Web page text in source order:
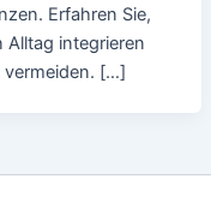
Erfahren Sie,
Alltag integrieren
vermeiden. […]